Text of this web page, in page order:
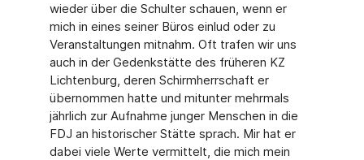
wieder über die Schulter schauen, wenn er
mich in eines seiner Büros einlud oder zu
Veranstaltungen mitnahm. Oft trafen wir uns
auch in der Gedenkstätte des früheren KZ
Lichtenburg, deren Schirmherrschaft er
übernommen hatte und mitunter mehrmals
jährlich zur Aufnahme junger Menschen in die
FDJ an historischer Stätte sprach. Mir hat er
dabei viele Werte vermittelt, die mich mein